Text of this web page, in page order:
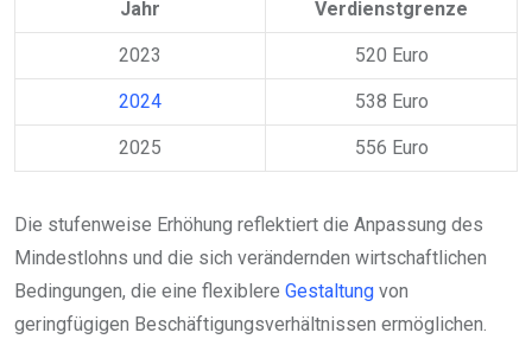
Jahr Verdienstgrenze
2023 520 Euro
2024 538 Euro
2025 556 Euro
Die stufenweise Erhöhung reflektiert die Anpassung des
Mindestlohns und die sich verändernden wirtschaftlichen
Bedingungen, die eine flexiblere Gestaltung von
geringfügigen Beschäftigungsverhältnissen ermöglichen.